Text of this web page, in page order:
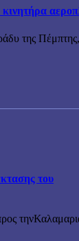
της
του